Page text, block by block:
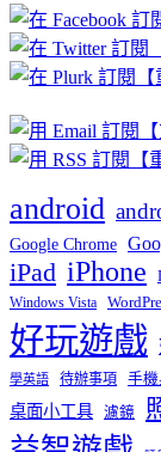
章
分
類
android
Google Chrome
iPad iPhone
Windows Vista
好玩遊戲
學英語 待辦事項 手機
桌面小工具 濾鏡